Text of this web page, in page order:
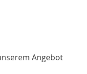
Angebot